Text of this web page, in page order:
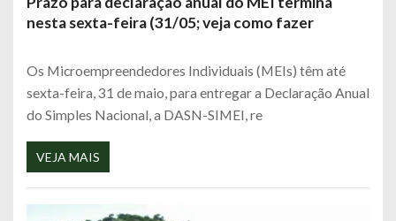
nesta sexta-feira (31/05; veja como fazer
Os Microempreendedores Individuais (MEIs) têm até
sexta-feira, 31 de maio, para entregar a Declaração Anual
do Simples Nacional, a DASN-SIMEI, re
VEJA MAIS